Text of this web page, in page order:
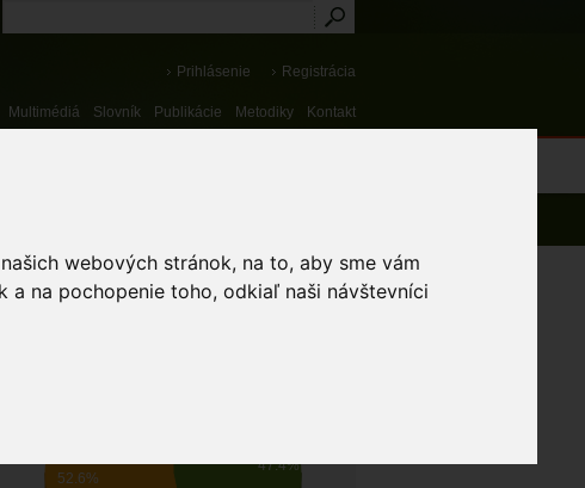
webových stránok, na to, aby sme vám
a na pochopenie toho, odkiaľ naši návštevníci
Prihlásenie Registrácia
Multimédiá Slovník Publikácie Metodiky Kontakt
STAV OCHRANY DRUHU
47.4%
52.6%